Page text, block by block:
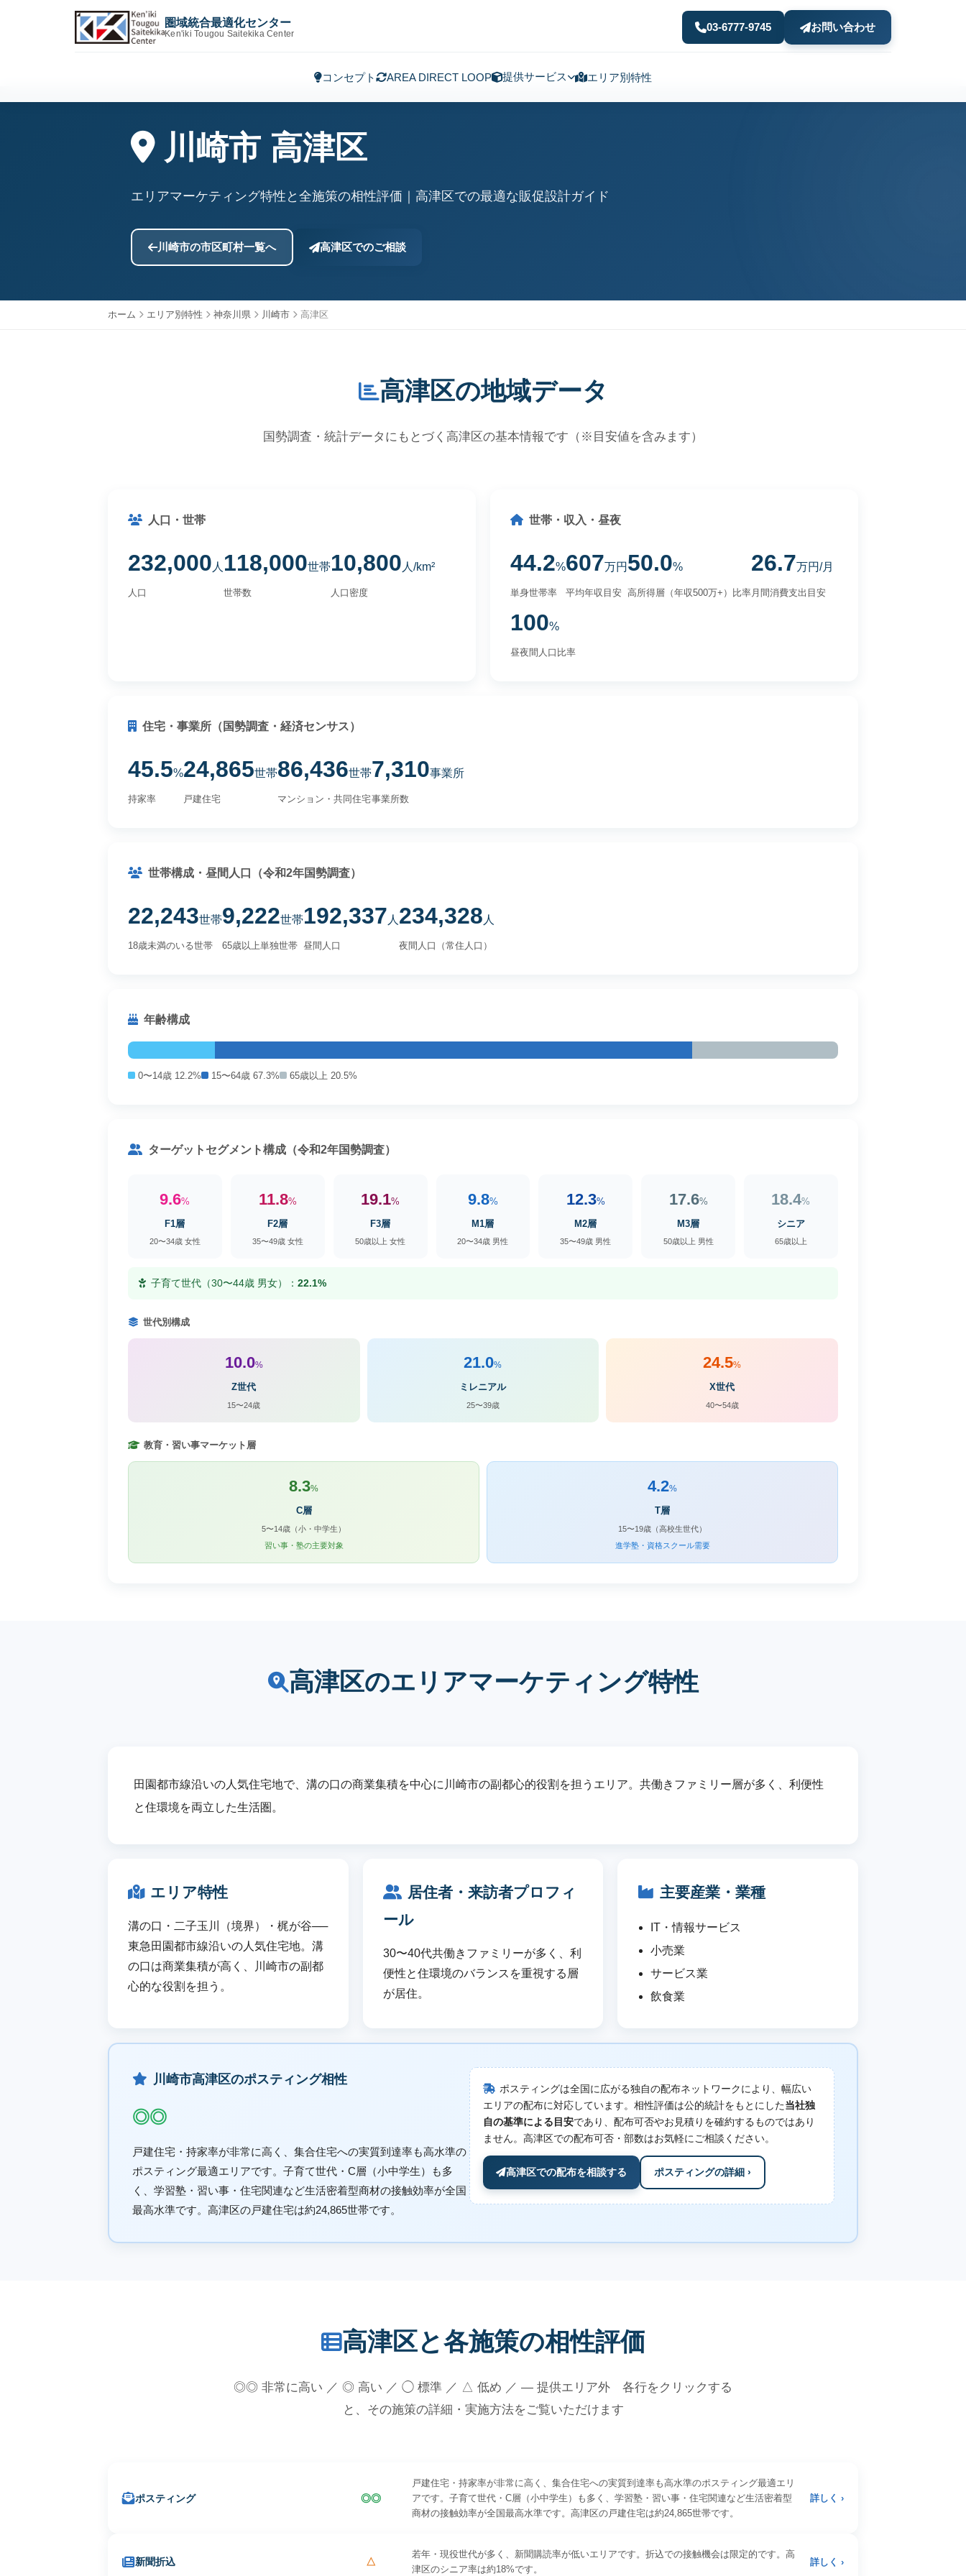
圏域統合最適化センター
Ken'iki Tougou Saitekika Center
03-6777-9745 お問い合わせ
コンセプト AREA DIRECT LOOP 提供サービス エリア別特性
川崎市 高津区
エリアマーケティング特性と全施策の相性評価｜高津区での最適な販促設計ガイド
川崎市の市区町村一覧へ 高津区でのご相談
ホーム エリア別特性 神奈川県 川崎市 高津区
高津区の地域データ
国勢調査・統計データにもとづく高津区の基本情報です（※目安値を含みます）
人口・世帯
232,000 人
人口
118,000世帯
世帯数
10,800 人/km²
人口密度
世帯・収入・昼夜
44.2%
単身世帯率
607万円
平均年収目安
50.0%
高所得層（年収500万+）比率
26.7万円/月
月間消費支出目安
100%
昼夜間人口比率
住宅・事業所（国勢調査・経済センサス）
45.5%
持家率
24,865世帯
戸建住宅
86,436世帯
マンション・共同住宅
7,310事業所
事業所数
世帯構成・昼間人口（令和2年国勢調査）
22,243世帯
18歳未満のいる世帯
9,222世帯
65歳以上単独世帯
192,337 人
昼間人口
234,328 人
夜間人口（常住人口）
年齢構成
0〜14歳 12.2% 15〜64歳 67.3% 65歳以上 20.5%
ターゲットセグメント構成（令和2年国勢調査）
9.6%
F1層
20〜34歳 女性
11.8%
F2層
35〜49歳 女性
19.1%
F3層
50歳以上 女性
9.8%
M1層
20〜34歳 男性
12.3%
M2層
35〜49歳 男性
17.6%
M3層
50歳以上 男性
18.4%
シニア
65歳以上
子育て世代（30〜44歳 男女）： 22.1%
世代別構成
10.0%
Z世代
15〜24歳
21.0%
ミレニアル
25〜39歳
24.5%
X世代
40〜54歳
教育・習い事マーケット層
8.3%
C層
5〜14歳（小・中学生）
習い事・塾の主要対象
4.2%
T層
15〜19歳（高校生世代）
進学塾・資格スクール需要
高津区のエリアマーケティング特性
田園都市線沿いの人気住宅地で、溝の口の商業集積を中心に川崎市の副都心的役割を担うエリア。共働きファミリー層が多く、利便性
と住環境を両立した生活圏。
エリア特性
溝の口・二子玉川（境界）・梶が谷──
東急田園都市線沿いの人気住宅地。溝
の口は商業集積が高く、川崎市の副都
心的な役割を担う。
居住者・来訪者プロフィ
ール
30〜40代共働きファミリーが多く、利
便性と住環境のバランスを重視する層
が居住。
主要産業・業種
IT・情報サービス
小売業
サービス業
飲食業
川崎市高津区のポスティング相性
◎◎
戸建住宅・持家率が非常に高く、集合住宅への実質到達率も高水準の
ポスティング最適エリアです。子育て世代・C層（小中学生）も多
く、学習塾・習い事・住宅関連など生活密着型商材の接触効率が全国
最高水準です。高津区の戸建住宅は約24,865世帯です。
ポスティングは全国に広がる独自の配布ネットワークにより、幅広い
エリアの配布に対応しています。相性評価は公的統計をもとにした当社独
自の基準による目安であり、配布可否やお見積りを確約するものではあり
ません。高津区での配布可否・部数はお気軽にご相談ください。
高津区での配布を相談する ポスティングの詳細 ›
高津区と各施策の相性評価
◎◎ 非常に高い ／ ◎ 高い ／ ◯ 標準 ／ △ 低め ／ — 提供エリア外 各行をクリックする
と、その施策の詳細・実施方法をご覧いただけます
ポスティング ◎◎
戸建住宅・持家率が非常に高く、集合住宅への実質到達率も高水準のポスティング最適エリ
アです。子育て世代・C層（小中学生）も多く、学習塾・習い事・住宅関連など生活密着型
商材の接触効率が全国最高水準です。高津区の戸建住宅は約24,865世帯です。
詳しく ›
新聞折込 △
若年・現役世代が多く、新聞購読率が低いエリアです。折込での接触機会は限定的です。高
津区のシニア率は約18%です。
詳しく ›